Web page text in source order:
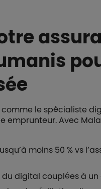
comme le spécialiste
emprunteur. Avec
moins 50 % vs
du digital couplées à